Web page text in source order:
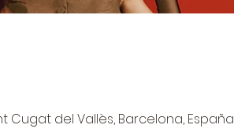
Cugat del Vallès, Barcelona, España